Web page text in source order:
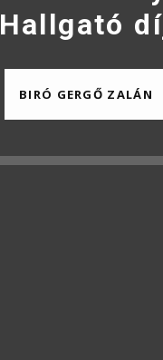
Hallgató
BIRÓ GERGŐ ZALÁN